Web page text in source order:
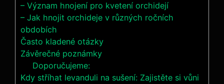
– Význam hnojení pro kvetení orchidejí
– Jak hnojit orchideje‌ v různých ročních
obdobích
Často​ kladené otázky
Závěrečné ⁤poznámky
Doporučujeme:
Kdy stříhat levanduli na sušení: Zajistěte si vůni